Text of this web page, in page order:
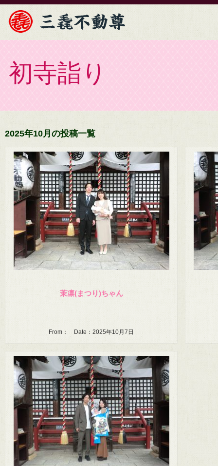
初寺詣り
2025年10月の投稿一覧
茉凛(まつり)ちゃん
From： Date：2025年10月7日